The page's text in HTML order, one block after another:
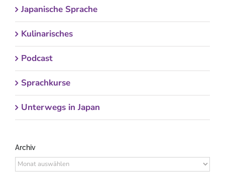
Japanische Sprache
Kulinarisches
Podcast
Sprachkurse
Unterwegs in Japan
Archiv
Archiv